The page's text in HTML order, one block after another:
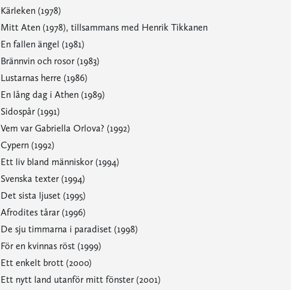
Kärleken (1978)
Mitt Aten (1978), tillsammans med Henrik Tikkanen
En fallen ängel (1981)
Brännvin och rosor (1983)
Lustarnas herre (1986)
En lång dag i Athen (1989)
Sidospår (1991)
Vem var Gabriella Orlova? (1992)
Cypern (1992)
Ett liv bland människor (1994)
Svenska texter (1994)
Det sista ljuset (1995)
Afrodites tårar (1996)
De sju timmarna i paradiset (1998)
För en kvinnas röst (1999)
Ett enkelt brott (2000)
Ett nytt land utanför mitt fönster (2001)